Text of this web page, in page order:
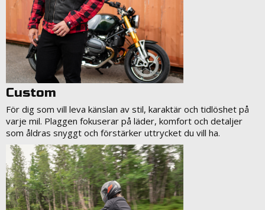
Custom
För dig som vill leva känslan av stil, karaktär och tidlöshet på
varje mil. Plaggen fokuserar på läder, komfort och detaljer
som åldras snyggt och förstärker uttrycket du vill ha.